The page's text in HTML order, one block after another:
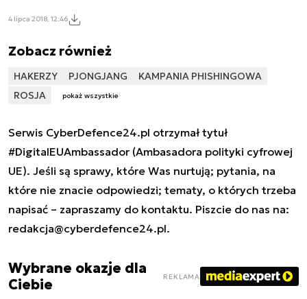
4 lipca 2018, 12:46
Zobacz również
HAKERZY PJONGJANG
KAMPANIA PHISHINGOWA
ROSJA
pokaż wszystkie
Serwis CyberDefence24.pl otrzymał tytuł
#DigitalEUAmbassador (Ambasadora polityki cyfrowej
UE). Jeśli są sprawy, które Was nurtują; pytania, na
które nie znacie odpowiedzi; tematy, o których trzeba
napisać – zapraszamy do kontaktu. Piszcie do nas na:
redakcja@cyberdefence24.pl.
Wybrane okazje dla
Ciebie
REKLAMA